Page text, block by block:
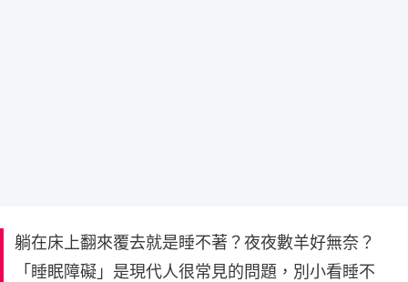
躺在床上翻來覆去就是睡不著？夜夜數羊好無奈？
「睡眠障礙」是現代人很常見的問題，別小看睡不